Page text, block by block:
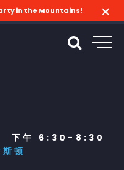
in the Mountains!
下午 6:30-8:30
顿